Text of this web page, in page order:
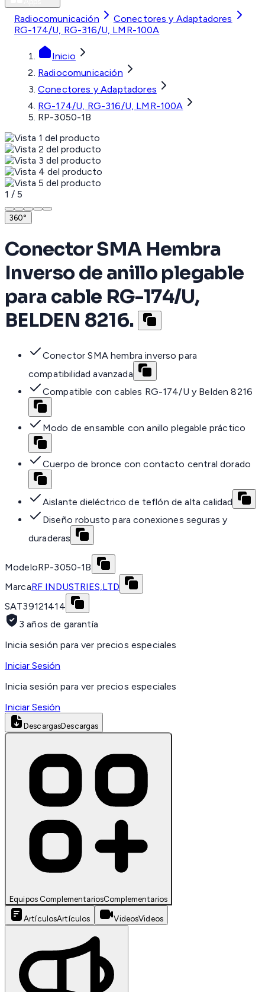
Radiocomunicación
Conectores y Adaptadores
RG-174/U, RG-316/U, LMR-100A
Inicio
Radiocomunicación
Conectores y Adaptadores
RG-174/U, RG-316/U, LMR-100A
RP-3050-1B
1 / 5
360°
Conector SMA Hembra
Inverso de anillo plegable
para cable RG-174/U,
BELDEN 8216.
Conector SMA hembra inverso para
compatibilidad avanzada
Compatible con cables RG-174/U y Belden 8216
Modo de ensamble con anillo plegable práctico
Cuerpo de bronce con contacto central dorado
Aislante dieléctrico de teflón de alta calidad
Diseño robusto para conexiones seguras y
duraderas
ModeloRP-3050-1B
MarcaRF INDUSTRIES,LTD
SAT39121414
3 años de garantía
Inicia sesión para ver precios especiales
Iniciar Sesión
Inicia sesión para ver precios especiales
Iniciar Sesión
DescargasDescargas
Equipos ComplementariosComplementarios
ArtículosArtículos VideosVideos